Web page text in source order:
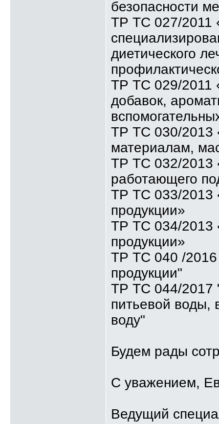
безопасности
ТР ТС 027/2011
диетического
ТР ТС 029/2011
добавок,
ТР ТС 030/2013
материалам,
ТР ТС 032/2013
работающего
ТР ТС 033/2013
продукции»
ТР ТС 034/2013
продукции»
ТР ТС 040 /
продукции"
ТР ТС 044/2017
питьевой воды,
воду"
Будем рады
С уважением,
Ведущий